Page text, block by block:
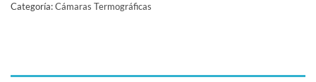
Categoría:Cámaras Termográficas